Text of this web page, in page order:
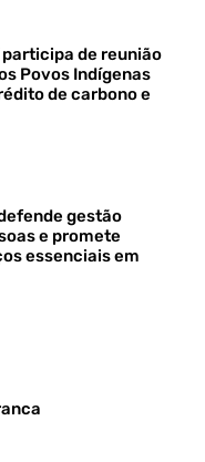
de reunião
Povos Indígenas
de carbono e
gestão
e promete
essenciais em